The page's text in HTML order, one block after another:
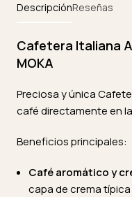
DescripciónReseñas
Cafetera Italiana
MOKA
Preciosa y única
café directamente en
Beneficios principales:
Café aromático y
capa de crema